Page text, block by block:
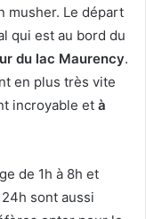
musher. Le départ
qui est au bord du
du lac Maurency.
en plus très vite
incroyable et à
de 1h à 8h et
sont aussi